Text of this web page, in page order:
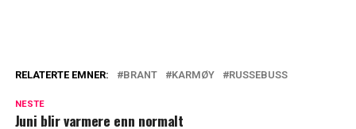
RELATERTE EMNER: BRANT KARMØY RUSSEBUSS
NESTE
Juni blir varmere enn normalt